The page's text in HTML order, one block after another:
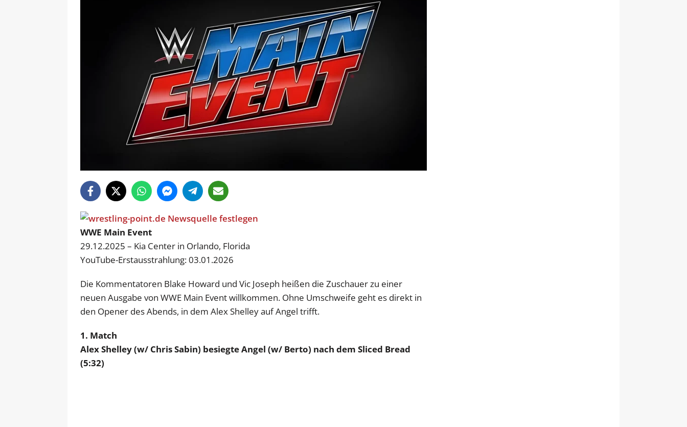
WWE Main Event
29.12.2025 – Kia Center in Orlando, Florida
YouTube-Erstausstrahlung: 03.01.2026
Die Kommentatoren Blake Howard und Vic Joseph heißen die Zuschauer zu einer
neuen Ausgabe von WWE Main Event willkommen. Ohne Umschweife geht es direkt in
den Opener des Abends, in dem Alex Shelley auf Angel trifft.
1. Match
Alex Shelley (w/ Chris Sabin) besiegte Angel (w/ Berto) nach dem Sliced Bread
(5:32)